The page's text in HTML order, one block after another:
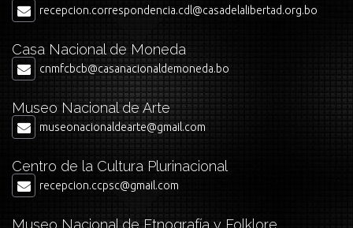
recepcion.correspondencia.cdl@casadelalibertad.org.bo
Casa Nacional de Moneda
cnmfcbcb@casanacionaldemoneda.bo
Museo Nacional de Arte
museonacionaldearte@gmail.com
Centro de la Cultura Plurinacional
recepcion.ccpsc@gmail.com
Museo Nacional de Etnografía y Folklore